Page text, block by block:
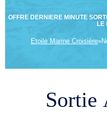
OFFRE DERNIERE MINUTE
LE
Etoile Marine Croisière»
Sortie